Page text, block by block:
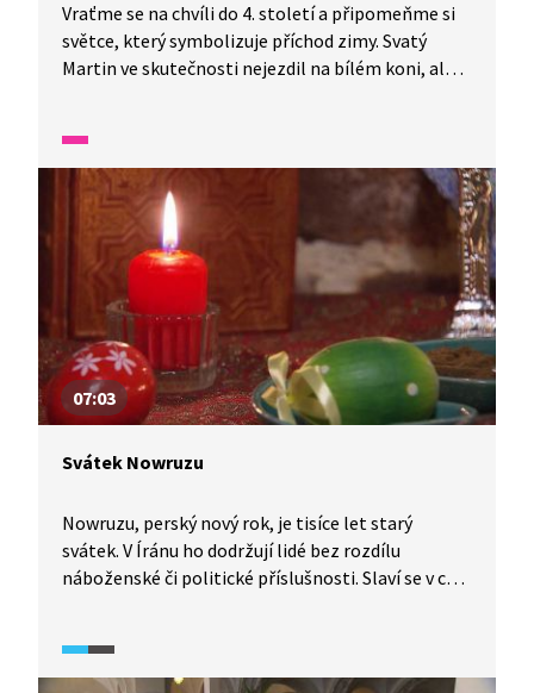
Vraťme se na chvíli do 4. století a připomeňme si
světce, který symbolizuje příchod zimy. Svatý
Martin ve skutečnosti nejezdil na bílém koni, ale
na bílém koni“ je známá, ale znáte některou
z legend o tomto světci?
07:03
Svátek Nowruzu
Nowruzu, perský nový rok, je tisíce let starý
svátek. V Íránu ho dodržují lidé bez rozdílu
náboženské či politické příslušnosti. Slaví se v celé
velikonočními tradicemi, například barvení vajíček.
Zároveň se však během tohoto svátku lidé